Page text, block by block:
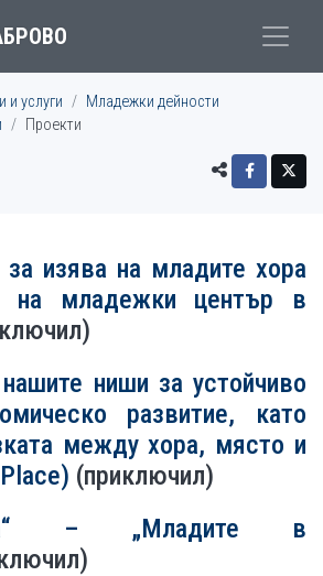
и услуги
Младежки дейности
Проекти
изява на младите хора
на младежки център в
ниши за устойчиво
развитие, като
между хора, място и
(приключил)
– „Младите в